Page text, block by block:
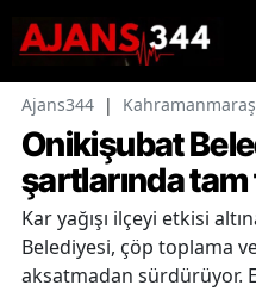
Ajans344 |
Onikişubat
şartlarında
Kar yağışı ilçeyi etkisi
Belediyesi, çöp toplama
aksatmadan sürdürüyor.